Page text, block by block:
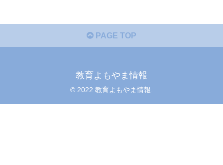
PAGE TOP
教育よもやま情報
© 2022 教育よもやま情報.